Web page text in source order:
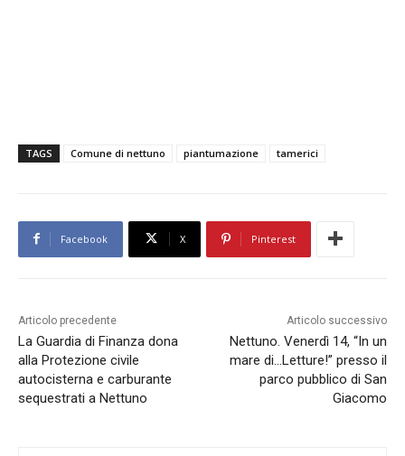
TAGS Comune di nettuno piantumazione tamerici
Facebook X Pinterest
Articolo precedente
La Guardia di Finanza dona
alla Protezione civile
autocisterna e carburante
sequestrati a Nettuno
Articolo successivo
Nettuno. Venerdì 14, “In un
mare di…Letture!” presso il
parco pubblico di San
Giacomo